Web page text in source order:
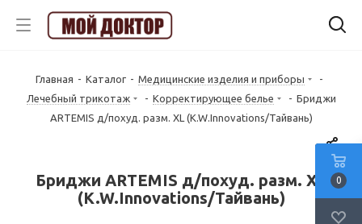
Главная - Каталог - Медицинские изделия и приборы
-
Лечебный трикотаж
- Корректирующее белье - Бриджи
ARTEMIS д/похуд. разм. XL (K.W.Innovations/Тайвань)
Бриджи ARTEMIS д/похуд. разм. XL
(K.W.Innovations/Тайвань)
0